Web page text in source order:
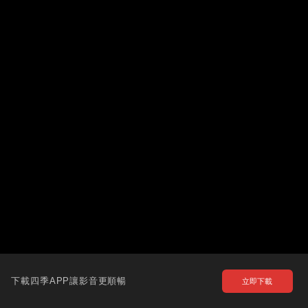
下載四季APP讓影音更順暢 立即下載